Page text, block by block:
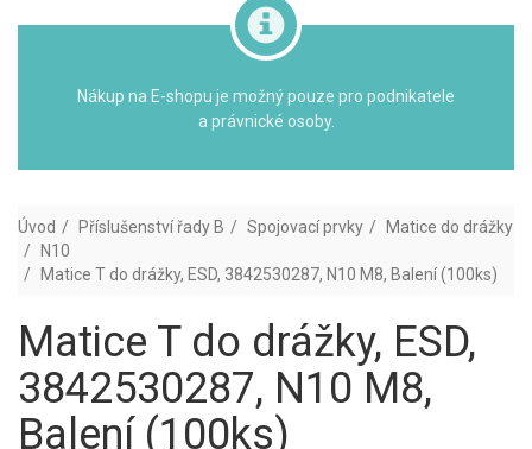
Nákup na E-shopu je možný pouze pro podnikatele
a právnické osoby.
Úvod Příslušenství řady B Spojovací prvky
Matice do drážky
N10
Matice T do drážky, ESD, 3842530287, N10 M8, Balení (100ks)
Matice T do drážky, ESD,
3842530287, N10 M8,
Balení (100ks)